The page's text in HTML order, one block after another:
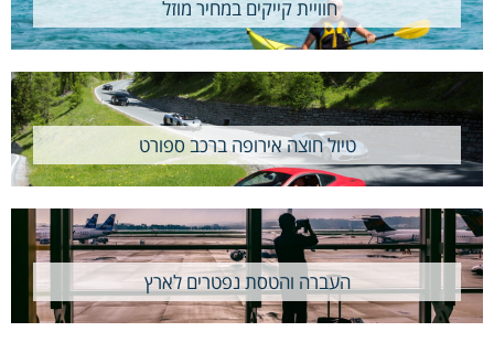
חוויית קייקים במחיר מוזל
טיול חוצה אירופה ברכב ספורט
העברה והטסת נפטרים לארץ